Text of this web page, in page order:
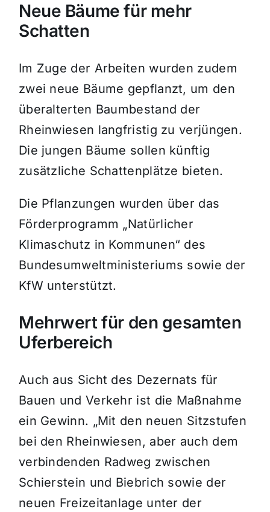
Neue Bäume für mehr
Schatten
Im Zuge der Arbeiten wurden zudem
zwei neue Bäume gepflanzt, um den
überalterten Baumbestand der
Rheinwiesen langfristig zu verjüngen.
Die jungen Bäume sollen künftig
zusätzliche Schattenplätze bieten.
Die Pflanzungen wurden über das
Förderprogramm „Natürlicher
Klimaschutz in Kommunen“ des
Bundesumweltministeriums sowie der
KfW unterstützt.
Mehrwert für den gesamten
Uferbereich
Auch aus Sicht des Dezernats für
Bauen und Verkehr ist die Maßnahme
ein Gewinn. „Mit den neuen Sitzstufen
bei den Rheinwiesen, aber auch dem
verbindenden Radweg zwischen
Schierstein und Biebrich sowie der
neuen Freizeitanlage unter der